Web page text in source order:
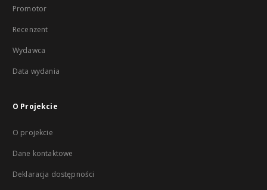
Promotor
Recenzent
Wydawca
Data wydania
O Projekcie
O projekcie
Dane kontaktowe
Deklaracja dostępności